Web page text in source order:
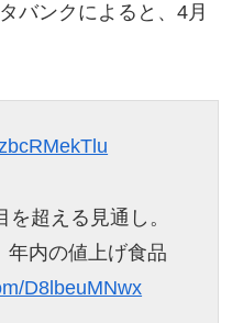
バンクによると、4月
超える見通し。
年内の値上げ食品
D8lbeuMNwx